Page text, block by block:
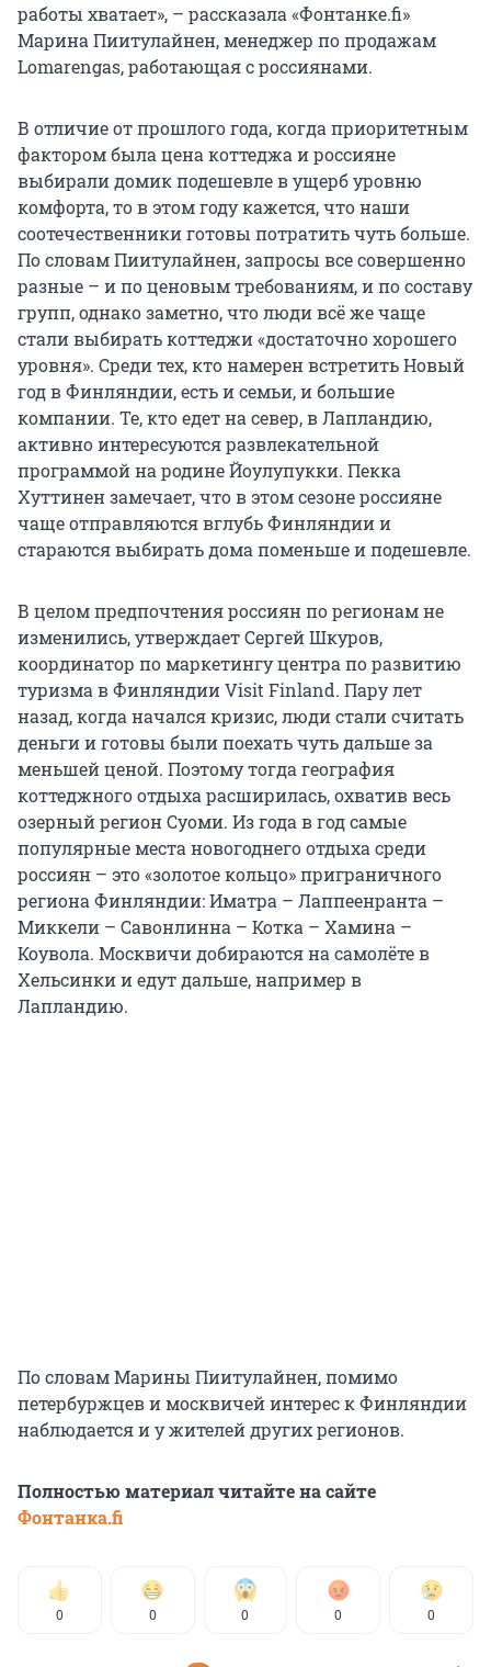
работы хватает», – рассказала «Фонтанке.fi»
Марина Пиитулайнен, менеджер по продажам
Lomarengas, работающая с россиянами.
В отличие от прошлого года, когда приоритетным
фактором была цена коттеджа и россияне
выбирали домик подешевле в ущерб уровню
комфорта, то в этом году кажется, что наши
соотечественники готовы потратить чуть больше.
По словам Пиитулайнен, запросы все совершенно
разные – и по ценовым требованиям, и по составу
групп, однако заметно, что люди всё же чаще
стали выбирать коттеджи «достаточно хорошего
уровня». Среди тех, кто намерен встретить Новый
год в Финляндии, есть и семьи, и большие
компании. Те, кто едет на север, в Лапландию,
активно интересуются развлекательной
программой на родине Йоулупукки. Пекка
Хуттинен замечает, что в этом сезоне россияне
чаще отправляются вглубь Финляндии и
стараются выбирать дома поменьше и подешевле.
В целом предпочтения россиян по регионам не
изменились, утверждает Сергей Шкуров,
координатор по маркетингу центра по развитию
туризма в Финляндии Visit Finland. Пару лет
назад, когда начался кризис, люди стали считать
деньги и готовы были поехать чуть дальше за
меньшей ценой. Поэтому тогда география
коттеджного отдыха расширилась, охватив весь
озерный регион Суоми. Из года в год самые
популярные места новогоднего отдыха среди
россиян – это «золотое кольцо» приграничного
региона Финляндии: Иматра – Лаппеенранта –
Миккели – Савонлинна – Котка – Хамина –
Коувола. Москвичи добираются на самолёте в
Хельсинки и едут дальше, например в
Лапландию.
По словам Марины Пиитулайнен, помимо
петербуржцев и москвичей интерес к Финляндии
наблюдается и у жителей других регионов.
Полностью материал читайте на сайте
Фонтанка.fi
0 0 0 0 0